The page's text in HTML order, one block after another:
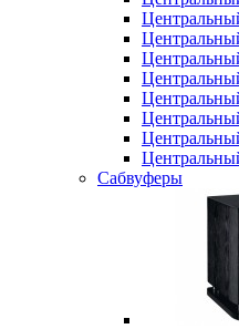
Сабвуферы